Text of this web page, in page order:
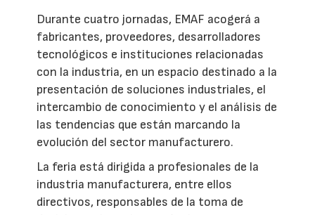
Durante cuatro jornadas, EMAF acogerá a
fabricantes, proveedores, desarrolladores
tecnológicos e instituciones relacionadas
con la industria, en un espacio destinado a la
presentación de soluciones industriales, el
intercambio de conocimiento y el análisis de
las tendencias que están marcando la
evolución del sector manufacturero.
La feria está dirigida a profesionales de la
industria manufacturera, entre ellos
directivos, responsables de la toma de